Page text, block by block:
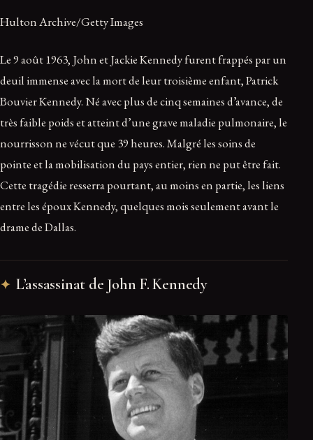
Hulton Archive/Getty Images
Le 9 août 1963, John et Jackie Kennedy furent frappés par un
deuil immense avec la mort de leur troisième enfant, Patrick
Bouvier Kennedy. Né avec plus de cinq semaines d’avance, de
très faible poids et atteint d’une grave maladie pulmonaire, le
nourrisson ne vécut que 39 heures. Malgré les soins de
pointe et la mobilisation du pays entier, rien ne put être fait.
Cette tragédie resserra pourtant, au moins en partie, les liens
entre les époux Kennedy, quelques mois seulement avant le
drame de Dallas.
L’assassinat de John F. Kennedy